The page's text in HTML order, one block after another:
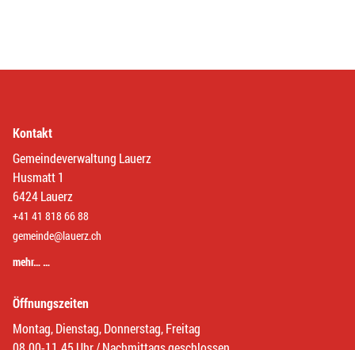
Kontakt
Gemeindeverwaltung Lauerz
Husmatt 1
6424 Lauerz
+41 41 818 66 88
gemeinde@lauerz.ch
mehr… …
Öffnungszeiten
Montag, Dienstag, Donnerstag, Freitag